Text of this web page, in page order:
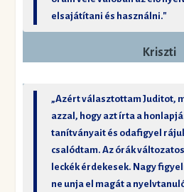
elsajátítani és használni."
Kriszti
„Azért választottam Juditot,
azzal, hogy azt írta a
tanítványait és odafigyel
csalódtam. Az órák
leckék érdekesek. Nagy
ne unja el magát a